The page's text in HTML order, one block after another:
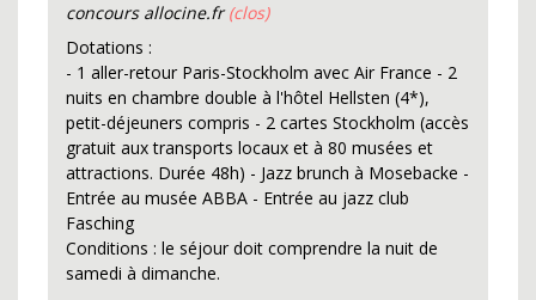
concours allocine.fr(clos)
Dotations :
- 1 aller-retour Paris-Stockholm avec Air France - 2
nuits en chambre double à l'hôtel Hellsten (4*),
petit-déjeuners compris - 2 cartes Stockholm (accès
gratuit aux transports locaux et à 80 musées et
attractions. Durée 48h) - Jazz brunch à Mosebacke -
Entrée au musée ABBA - Entrée au jazz club
Fasching
Conditions : le séjour doit comprendre la nuit de
samedi à dimanche.